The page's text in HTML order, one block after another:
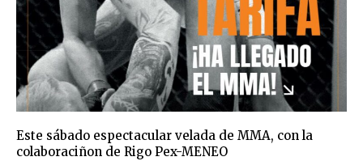
Este sábado espectacular velada de MMA, con la
colaboraciñon de Rigo Pex-MENEO